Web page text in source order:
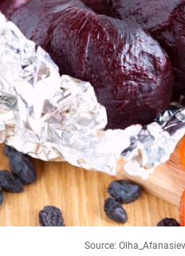
Source: